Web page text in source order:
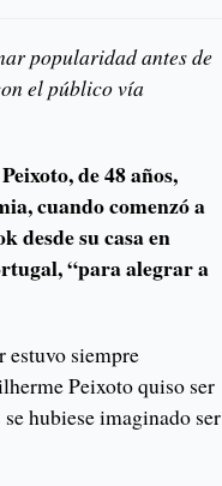
popularidad antes de
el público vía
de 48 años,
cuando comenzó a
desde su casa en
“para alegrar a
estuvo siempre
Peixoto quiso ser
hubiese imaginado ser